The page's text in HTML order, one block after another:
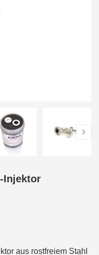
Injektor
aus rostfreiem Stahl